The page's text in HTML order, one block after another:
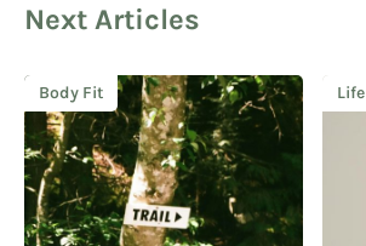
Next Articles
Body Fit Life